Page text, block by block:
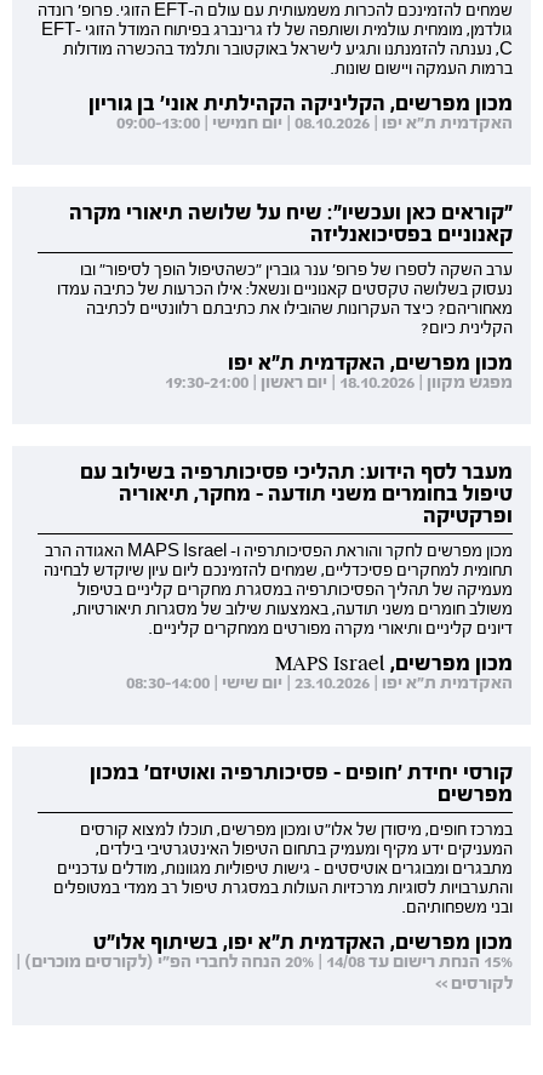
שמחים להזמינכם להכרות משמעותית עם עולם ה-EFT הזוגי. פרופ' רונדה
גולדמן, מומחית עולמית ושותפה של לז גרינברג בפיתוח המודל הזוגי EFT-
C, נענתה להזמנתנו ותגיע לישראל באוקטובר ותלמד בהכשרה מודולות
ברמות העמקה ויישום שונות.
מכון מפרשים, הקליניקה הקהילתית אוני' בן גוריון
האקדמית ת"א יפו | 08.10.2026 | יום חמישי | 09:00-13:00
"קוראים כאן ועכשיו": שיח על שלושה תיאורי מקרה
קאנוניים בפסיכואנליזה
ערב השקה לספרו של פרופ' ענר גוברין "כשהטיפול הופך לסיפור" ובו
נעסוק בשלושה טקסטים קאנוניים ונשאל: אילו הכרעות של כתיבה עמדו
מאחוריהם? כיצד העקרונות שהובילו את כתיבתם רלוונטיים לכתיבה
הקלינית כיום?
מכון מפרשים, האקדמית ת"א יפו
מפגש מקוון | 18.10.2026 | יום ראשון | 19:30-21:00
מעבר לסף הידוע: תהליכי פסיכותרפיה בשילוב עם
טיפול בחומרים משני תודעה - מחקר, תיאוריה
ופרקטיקה
מכון מפרשים לחקר והוראת הפסיכותרפיה ו- MAPS Israel האגודה הרב
תחומית למחקרים פסיכדליים, שמחים להזמינכם ליום עיון שיוקדש לבחינה
מעמיקה של תהליך הפסיכותרפיה במסגרת מחקרים קליניים בטיפול
משולב חומרים משני תודעה, באמצעות שילוב של מסגרות תיאורטיות,
דיונים קליניים ותיאורי מקרה מפורטים ממחקרים קליניים.
מכון מפרשים, MAPS Israel
האקדמית ת"א יפו | 23.10.2026 | יום שישי | 08:30-14:00
קורסי יחידת 'חופים - פסיכותרפיה ואוטיזם' במכון
מפרשים
במרכז חופים, מיסודן של אלו"ט ומכון מפרשים, תוכלו למצוא קורסים
המעניקים ידע מקיף ומעמיק בתחום הטיפול האינטגרטיבי בילדים,
מתבגרים ומבוגרים אוטיסטים - גישות טיפוליות מגוונות, מודלים עדכניים
והתערבויות לסוגיות מרכזיות העולות במסגרת טיפול רב ממדי במטופלים
ובני משפחותיהם.
מכון מפרשים, האקדמית ת"א יפו, בשיתוף אלו"ט
15% הנחת רישום עד 14/08 | 20% הנחה לחברי הפ"י (לקורסים מוכרים) |
לקורסים >>